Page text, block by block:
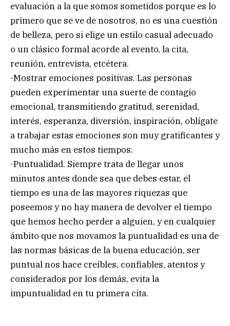
evaluación a la que somos sometidos porque es lo
primero que se ve de nosotros, no es una cuestión
de belleza, pero si elige un estilo casual adecuado
o un clásico formal acorde al evento, la cita,
reunión, entrevista, etcétera.
-Mostrar emociones positivas. Las personas
pueden experimentar una suerte de contagio
emocional, transmitiendo gratitud, serenidad,
interés, esperanza, diversión, inspiración, oblígate
a trabajar estas emociones son muy gratificantes y
mucho más en estos tiempos.
-Puntualidad. Siempre trata de llegar unos
minutos antes donde sea que debes estar, el
tiempo es una de las mayores riquezas que
poseemos y no hay manera de devolver el tiempo
que hemos hecho perder a alguien, y en cualquier
ámbito que nos movamos la puntualidad es una de
las normas básicas de la buena educación, ser
puntual nos hace creíbles, confiables, atentos y
considerados por los demás, evita la
impuntualidad en tu primera cita.